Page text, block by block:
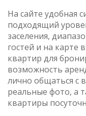
На сайте удобная
подходящий
заселения,
гостей и на карте
квартир для
возможность
лично общаться с
реальные фото, а
квартиры